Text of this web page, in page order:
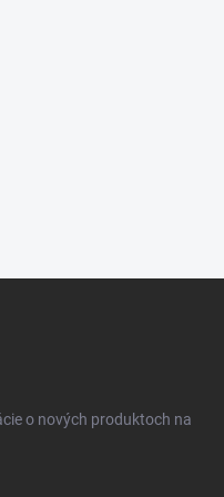
o nových produktoch na